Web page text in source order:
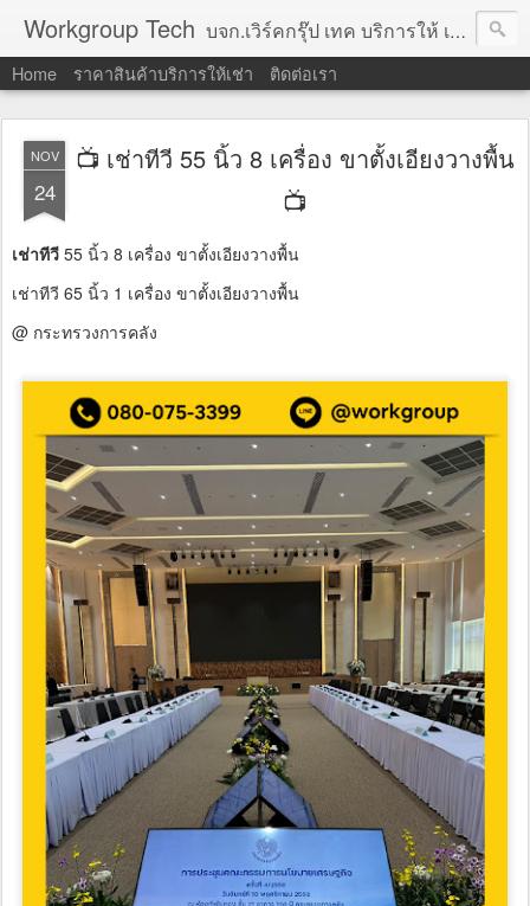
Workgroup Tech บจก.เวิร์คกรุ๊ป เทค บริการให้ เช่าคอมพิวเตอร์ โน้ตบุ๊ค โปรเจคเตอร์ ทีวีจอแบน จอทัชสกรีน ตู้คีออส วีดีโอวอล และอุปกรณ์อื่น ๆ บริการให้เช่าเป็น รายวัน
Home ราคาสินค้าบริการให้เช่า ติดต่อเรา
NOV
24
📺 เช่าทีวี 55 นิ้ว 8 เครื่อง ขาตั้งเอียงวางพื้น
📺
เช่าทีวี 55 นิ้ว 8 เครื่อง ขาตั้งเอียงวางพื้น
เช่าทีวี 65 นิ้ว 1 เครื่อง ขาตั้งเอียงวางพื้น
@ กระทรวงการคลัง